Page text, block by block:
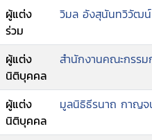
ผู้แต่ง
ร่วม
วิมล อังสุนันทวิวัฒน์
ผู้แต่ง
นิติบุคคล
สำนักงานคณะกรร
ผู้แต่ง
นิติบุคคล
มูลนิธิธีรนาถ กาญ